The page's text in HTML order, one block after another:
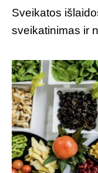
Sveikatos
sveikatinimas ir